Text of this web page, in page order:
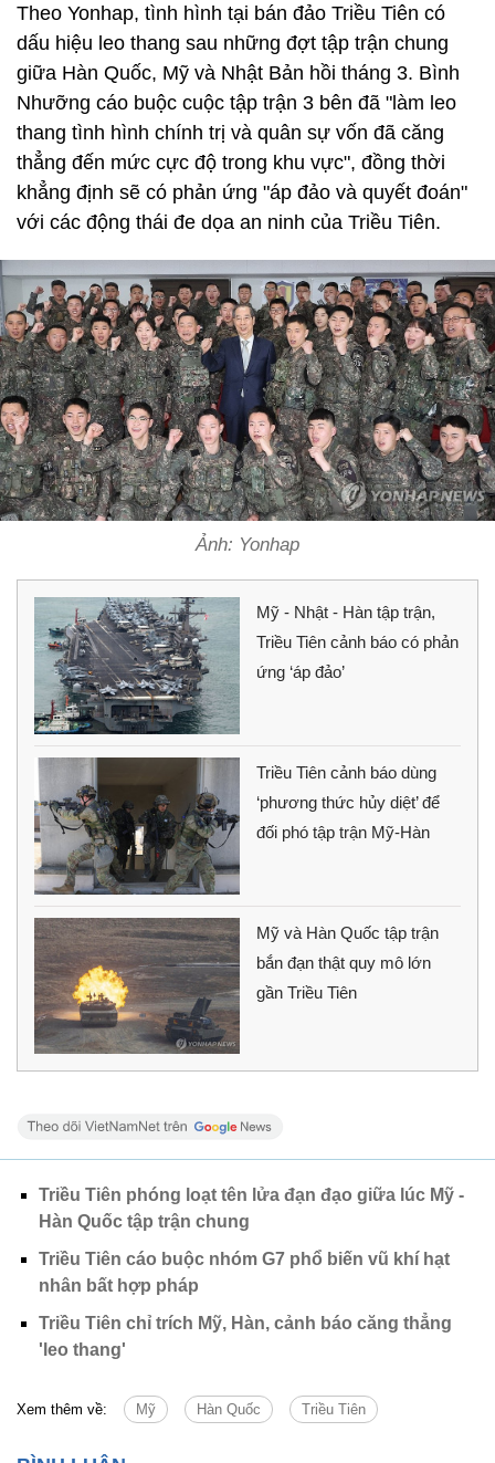
Theo Yonhap, tình hình tại bán đảo Triều Tiên có
dấu hiệu leo thang sau những đợt tập trận chung
giữa Hàn Quốc, Mỹ và Nhật Bản hồi tháng 3. Bình
Nhưỡng cáo buộc cuộc tập trận 3 bên đã "làm leo
thang tình hình chính trị và quân sự vốn đã căng
thẳng đến mức cực độ trong khu vực", đồng thời
khẳng định sẽ có phản ứng "áp đảo và quyết đoán"
với các động thái đe dọa an ninh của Triều Tiên.
Ảnh: Yonhap
Mỹ - Nhật - Hàn tập trận,
Triều Tiên cảnh báo có phản
ứng ‘áp đảo’
Triều Tiên cảnh báo dùng
‘phương thức hủy diệt’ để
đối phó tập trận Mỹ-Hàn
Mỹ và Hàn Quốc tập trận
bắn đạn thật quy mô lớn
gần Triều Tiên
Triều Tiên phóng loạt tên lửa đạn đạo giữa lúc Mỹ -
Hàn Quốc tập trận chung
Triều Tiên cáo buộc nhóm G7 phổ biến vũ khí hạt
nhân bất hợp pháp
Triều Tiên chỉ trích Mỹ, Hàn, cảnh báo căng thẳng
'leo thang'
Xem thêm về: Mỹ Hàn Quốc Triều Tiên